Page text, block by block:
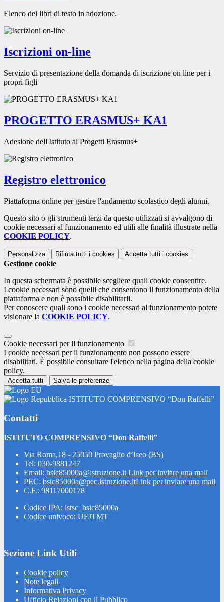
Elenco dei libri di testo in adozione.
Iscrizioni on-line
Servizio di presentazione della domanda di iscrizione on line per i
propri figli
PROGETTO ERASMUS+ KA1
Adesione dell'Istituto ai Progetti Erasmus+
Registro elettronico
Piattaforma online per gestire l'andamento scolastico degli alunni.
Questo sito o gli strumenti terzi da questo utilizzati si avvalgono di
cookie necessari al funzionamento ed utili alle finalità illustrate nella
COOKIE POLICY.
Personalizza Rifiuta tutti i cookies Accetta tutti i cookies
Gestione cookie
In questa schermata è possibile scegliere quali cookie consentire.
I cookie necessari sono quelli che consentono il funzionamento della
piattaforma e non è possibile disabilitarli.
Per conoscere quali sono i cookie necessari al funzionamento potete
visionare la COOKIE POLICY.
Cookie necessari per il funzionamento
I cookie necessari per il funzionamento non possono essere
disabilitati. È possibile consultare l'elenco nella pagina della cookie
policy.
Accetta tutti Salva le preferenze
ISTITUTO COMPRENSIVO “Don Raffelli”
Contatti
ISTITUTO COMPRENSIVO “Don Raffelli”
Via Roma,18 - 25050 Provaglio d’Iseo (BS)
Tel: 030-9881247
Email: bsic85000a@istruzione.it Link per inviare una mail
PEC: bsic85000a@pec.istruzione.itLink per inviare una mail
C.F.: 98117000178
Codice IPA: istsc_bsic85000a
Codice univoco: UFJTMT
Sezione Link Utili
Cookie policy
Note legali
Informativa Privacy
Ufficio Relazioni con il Pubblico